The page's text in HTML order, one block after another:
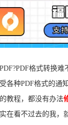
格式转换
各种PDF格式的通
教程，都没有办法
在看不过去的我，